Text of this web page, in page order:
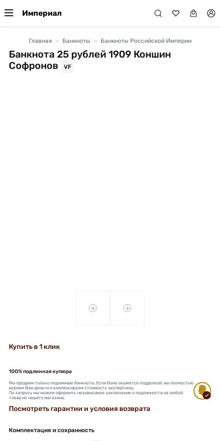
Империал
Главная Банкноты Банкноты Российской Империи
Банкнота 25 рублей 1909 Коншин
Софронов
VF
+ +
Купить в 1 клик
100% подлинная купюра
Мы продаем только подлинные банкноты. Если бона окажется подделкой, мы полностью
вернем Вам деньги и компенсируем стоимость экспертизы.
По запросу мы можем оформить независимое заключение о подлинности на любой
товар из нашего магазина.
Посмотреть гарантии и условия возврата
Комплектация и сохранность